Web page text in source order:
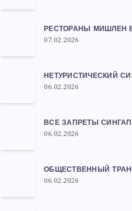
РЕСТОРАНЫ МИШЛЕН
07.02.2026
НЕТУРИСТИЧЕСКИЙ
06.02.2026
ВСЕ ЗАПРЕТЫ
06.02.2026
ОБЩЕСТВЕННЫЙ
06.02.2026